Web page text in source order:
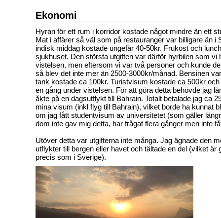
Ekonomi
Hyran för ett rum i korridor kostade något mindre än ett
Mat i affärer så väl som på restauranger var billigare än i
indisk middag kostade ungefär 40-50kr. Frukost och
sjukhuset. Den största utgiften var därför hyrbilen som vi
vistelsen, men eftersom vi var två personer och kunde
så blev det inte mer än 2500-3000kr/månad. Bensinen
tank kostade ca 100kr. Turistvisum kostade ca 500kr
en gång under vistelsen. För att göra detta behövde jag
åkte på en dagsutflykt till Bahrain. Totalt betalade jag ca
mina visum (inkl flyg till Bahrain), vilket borde ha kunnat
om jag fått studentvisum av universitetet (som gäller
dom inte gav mig detta, har frågat flera gånger men inte
Utöver detta var utgifterna inte många. Jag ägnade den
utflykter till bergen eller havet och tältade en del (vilket är
precis som i Sverige).